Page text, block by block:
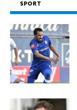
SPORT